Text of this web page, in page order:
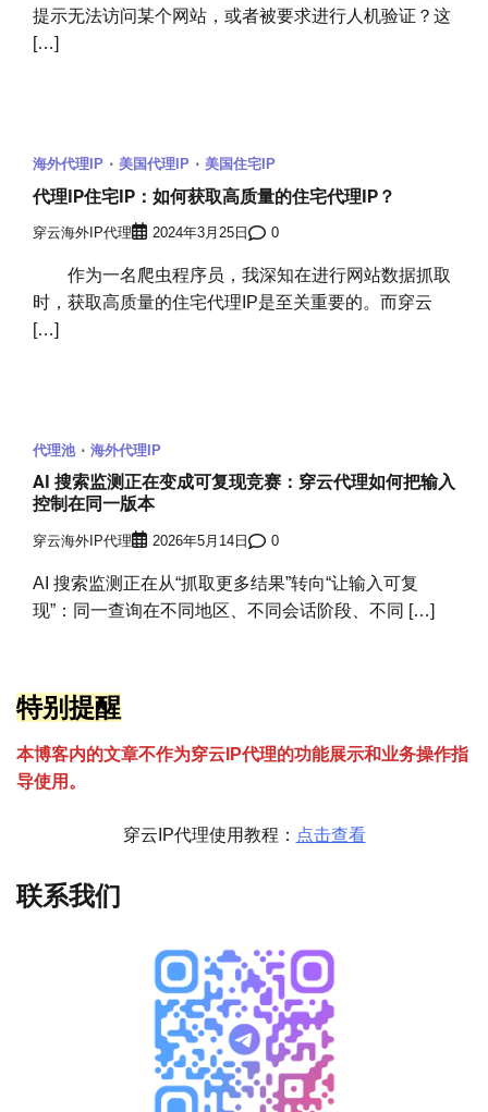
提示无法访问某个网站，或者被要求进行人机验证？这
[…]
海外代理IP 美国代理IP 美国住宅IP
代理IP住宅IP：如何获取高质量的住宅代理IP？
穿云海外IP代理 2024年3月25日 0
作为一名爬虫程序员，我深知在进行网站数据抓取
时，获取高质量的住宅代理IP是至关重要的。而穿云
[…]
代理池 海外代理IP
AI 搜索监测正在变成可复现竞赛：穿云代理如何把输入
控制在同一版本
穿云海外IP代理 2026年5月14日 0
AI 搜索监测正在从“抓取更多结果”转向“让输入可复
现”：同一查询在不同地区、不同会话阶段、不同 […]
特别提醒
本博客内的文章不作为穿云 P代理的功能展示和业务操作指
导使用。
穿云IP代理使用教程： 点击查看
联系我们